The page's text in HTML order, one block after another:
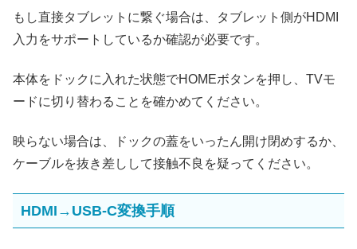
もし直接タブレットに繋ぐ場合は、タブレット側がHDMI
入力をサポートしているか確認が必要です。
本体をドックに入れた状態でHOMEボタンを押し、TVモ
ードに切り替わることを確かめてください。
映らない場合は、ドックの蓋をいったん開け閉めするか、
ケーブルを抜き差しして接触不良を疑ってください。
HDMI→USB-C変換手順